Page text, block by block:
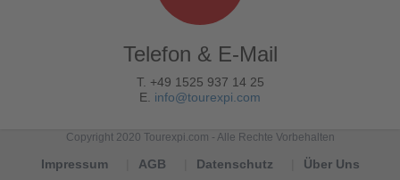
Telefon & E-Mail
T. +49 1525 937 14 25
E. info@tourexpi.com
Copyright 2020 Tourexpi.com - Alle Rechte Vorbehalten
Impressum AGB Datenschutz
Über Uns